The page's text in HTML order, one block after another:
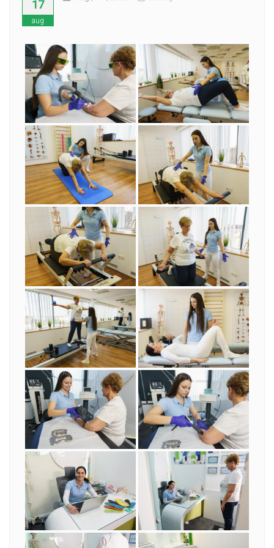
17
aug